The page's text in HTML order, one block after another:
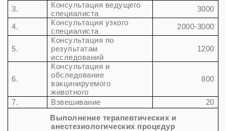
3.
Консультация ведущего
специалиста
3000
4.
Консультация узкого
специалиста
2000-3000
5.
Консультация по
результатам
исследований
1200
6.
Консультация и
обследование
вакцинируемого
животного
800
7. Взвешивание
20
Выполнение терапевтических и
анестезиологических процедур